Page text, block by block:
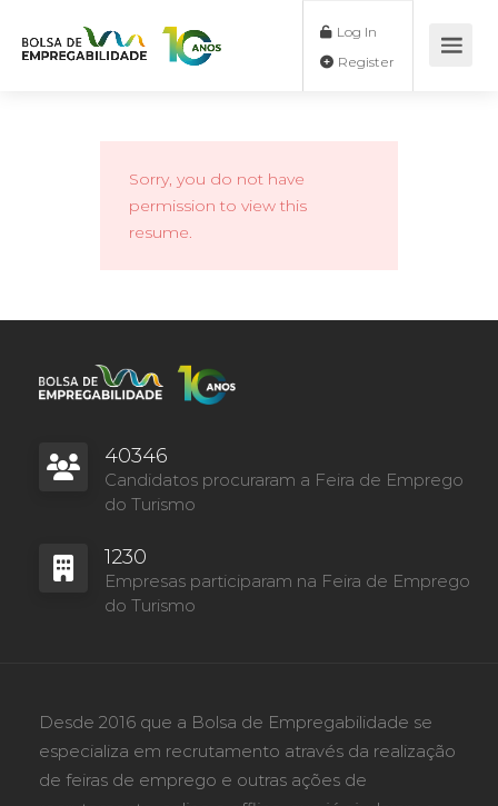
Log In
Sorry, you do not have
permission to view this
resume.
40346
Candidatos procuraram a Feira de Emprego
do Turismo
1230
Empresas participaram na Feira de Emprego
do Turismo
Desde 2016 que a Bolsa de Empregabilidade se
especializa em recrutamento através da realização
de feiras de emprego e outras ações de